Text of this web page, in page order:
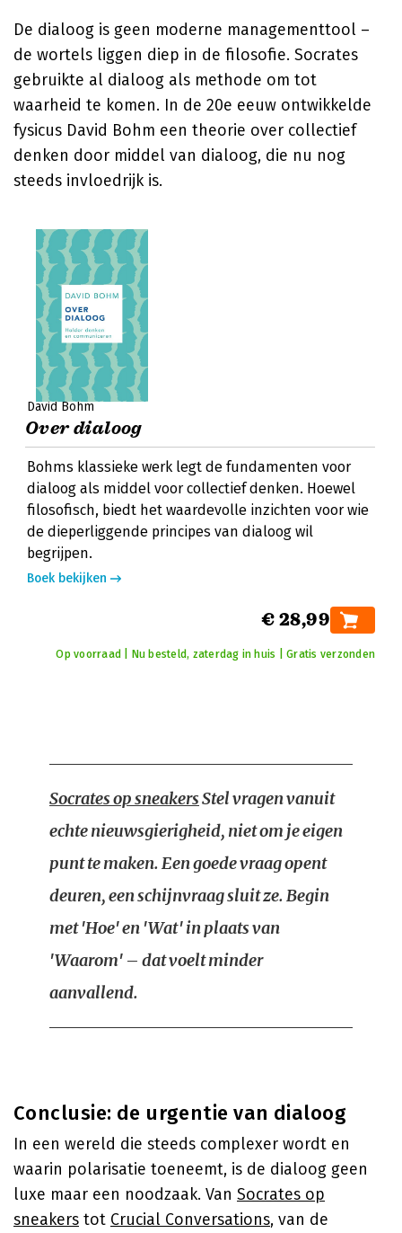
De dialoog is geen moderne managementtool –
de wortels liggen diep in de filosofie. Socrates
gebruikte al dialoog als methode om tot
waarheid te komen. In de 20e eeuw ontwikkelde
fysicus David Bohm een theorie over collectief
denken door middel van dialoog, die nu nog
steeds invloedrijk is.
David Bohm
Over dialoog
Bohms klassieke werk legt de fundamenten voor
dialoog als middel voor collectief denken. Hoewel
filosofisch, biedt het waardevolle inzichten voor wie
de dieperliggende principes van dialoog wil
begrijpen.
Boek bekijken
€ 28,99
Op voorraad | Nu besteld, zaterdag in huis | Gratis verzonden
Socrates op sneakersStel vragen vanuit
echte nieuwsgierigheid, niet om je eigen
punt te maken. Een goede vraag opent
deuren, een schijnvraag sluit ze. Begin
met 'Hoe' en 'Wat' in plaats van
'Waarom' – dat voelt minder
aanvallend.
Conclusie: de urgentie van dialoog
In een wereld die steeds complexer wordt en
waarin polarisatie toeneemt, is de dialoog geen
luxe maar een noodzaak. Van Socrates op
sneakers tot Crucial Conversations, van de